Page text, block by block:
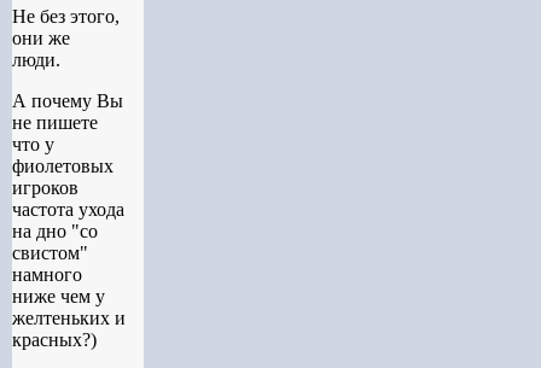
Не без этого,
они же
люди.
А почему Вы
не пишете
что у
фиолетовых
игроков
частота ухода
на дно "со
свистом"
намного
ниже чем у
желтеньких и
красных?)